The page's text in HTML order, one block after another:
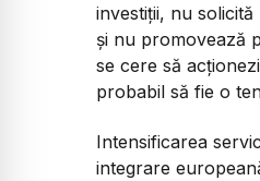
investiții, nu
și nu promovează
se cere să
probabil să fie o
Intensificarea
integrare